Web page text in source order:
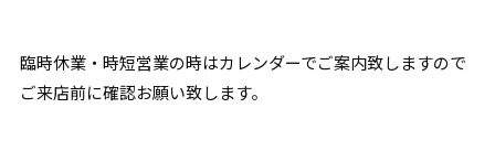
臨時休業・時短営業の時はカレンダーでご案内致しますので
ご来店前に確認お願い致します。